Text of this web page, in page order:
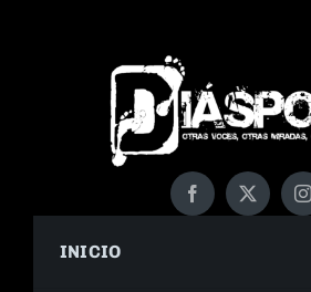
INICIO